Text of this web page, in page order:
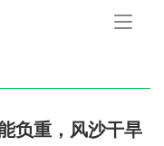
手
负重，风沙干旱